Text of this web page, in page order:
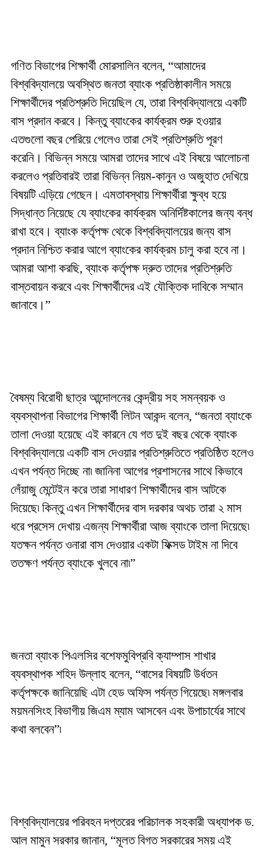
গণিত বিভাগের শিক্ষার্থী মোরসালিন বলেন, “আমাদের
বিশ্ববিদ্যালয়ে অবস্থিত জনতা ব্যাংক প্রতিষ্ঠাকালীন সময়ে
শিক্ষার্থীদের প্রতিশ্রুতি দিয়েছিল যে, তারা বিশ্ববিদ্যালয়ে একটি
বাস প্রদান করবে। কিন্তু ব্যাংকের কার্যক্রম শুরু হওয়ার
এতগুলো বছর পেরিয়ে গেলেও তারা সেই প্রতিশ্রুতি পূরণ
করেনি। বিভিন্ন সময়ে আমরা তাদের সাথে এই বিষয়ে আলোচনা
করলেও প্রতিবারই তারা বিভিন্ন নিয়ম-কানুন ও অজুহাত দেখিয়ে
বিষয়টি এড়িয়ে গেছেন। এমতাবস্থায় শিক্ষার্থীরা ক্ষুব্ধ হয়ে
সিদ্ধান্ত নিয়েছে যে ব্যাংকের কার্যক্রম অনির্দিষ্টকালের জন্য বন্ধ
রাখা হবে। ব্যাংক কর্তৃপক্ষ থেকে বিশ্ববিদ্যালয়ের জন্য বাস
প্রদান নিশ্চিত করার আগে ব্যাংকের কার্যক্রম চালু করা হবে না।
আমরা আশা করছি, ব্যাংক কর্তৃপক্ষ দ্রুত তাদের প্রতিশ্রুতি
বাস্তবায়ন করবে এবং শিক্ষার্থীদের এই যৌক্তিক দাবিকে সম্মান
জানাবে।”
বৈষম্য বিরোধী ছাত্র আন্দোলনের কেন্দ্রীয় সহ সমন্বয়ক ও
ব্যবস্থাপনা বিভাগের শিক্ষার্থী লিটন আকন্দ বলেন, “জনতা ব্যাংকে
তালা দেওয়া হয়েছে এই কারনে যে গত দুই বছর থেকে ব্যাংক
বিশ্ববিদ্যালয়ে একটি বাস দেওয়ার প্রতিশ্রুতিতে প্রতিষ্ঠিত হলেও
এখন পর্যন্ত দিচ্ছে না৷ জানিনা আগের প্রশাসনের সাথে কিভাবে
লেঁয়াজু মেন্টেইন করে তারা সাধারণ শিক্ষার্থীদের বাস আটকে
দিয়েছে৷ কিন্তু এখন শিক্ষার্থীদের বাস দরকার অথচ তারা ২ মাস
ধরে প্রসেস দেখায় এজন্য শিক্ষার্থীরা আজ ব্যাংকে তালা দিয়েছে৷
যতক্ষন পর্যন্ত ওনারা বাস দেওয়ার একটা ফিক্সড টাইম না দিবে
ততক্ষণ পর্যন্ত ব্যাংকে খুলবে না৷”
জনতা ব্যাংক পিএলসির বশেফমুবিপ্রবি ক্যাম্পাস শাখার
ব্যবস্থাপক শহিদ উল্লাহ বলেন, “বাসের বিষয়টি উর্ধতন
কর্তৃপক্ষকে জানিয়েছি এটা হেড অফিস পর্যন্ত গিয়েছে৷ মঙ্গলবার
ময়মনসিংহ বিভাগীয় জিএম ম্যাম আসবেন এবং উপাচার্যের সাথে
কথা বলবেন”৷
বিশ্ববিদ্যালয়ের পরিবহন দপ্তরের পরিচালক সহকারী অধ্যাপক ড.
আল মামুন সরকার জানান, “মূলত বিগত সরকারের সময় এই